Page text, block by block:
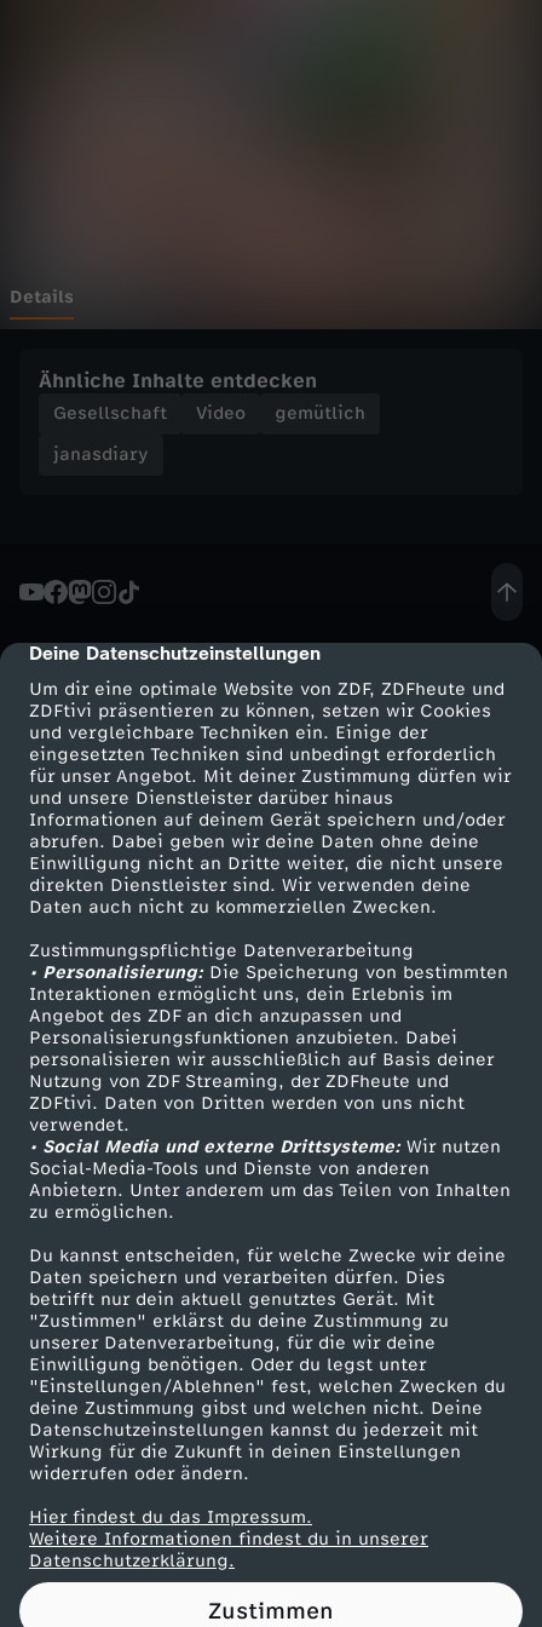
cmp-dialog-description
Deine Datenschutzeinstellungen
Um dir eine optimale Website von ZDF, ZDFheute und
ZDFtivi präsentieren zu können, setzen wir Cookies
und vergleichbare Techniken ein. Einige der
eingesetzten Techniken sind unbedingt erforderlich
für unser Angebot. Mit deiner Zustimmung dürfen wir
und unsere Dienstleister darüber hinaus
Informationen auf deinem Gerät speichern und/oder
abrufen. Dabei geben wir deine Daten ohne deine
Einwilligung nicht an Dritte weiter, die nicht unsere
direkten Dienstleister sind. Wir verwenden deine
Daten auch nicht zu kommerziellen Zwecken.
Zustimmungspflichtige Datenverarbeitung
• Personalisierung:Die Speicherung von bestimmten
Interaktionen ermöglicht uns, dein Erlebnis im
Angebot des ZDF an dich anzupassen und
Personalisierungsfunktionen anzubieten. Dabei
personalisieren wir ausschließlich auf Basis deiner
Nutzung von ZDF Streaming, der ZDFheute und
ZDFtivi. Daten von Dritten werden von uns nicht
verwendet.
• Social Media und externe Drittsysteme:Wir nutzen
Social-Media-Tools und Dienste von anderen
Anbietern. Unter anderem um das Teilen von Inhalten
zu ermöglichen.
Du kannst entscheiden, für welche Zwecke wir deine
Daten speichern und verarbeiten dürfen. Dies
betrifft nur dein aktuell genutztes Gerät. Mit
"Zustimmen" erklärst du deine Zustimmung zu
unserer Datenverarbeitung, für die wir deine
Einwilligung benötigen. Oder du legst unter
"Einstellungen/Ablehnen" fest, welchen Zwecken du
deine Zustimmung gibst und welchen nicht. Deine
Datenschutzeinstellungen kannst du jederzeit mit
Wirkung für die Zukunft in deinen Einstellungen
widerrufen oder ändern.
Hier findest du das Impressum.
Weitere Informationen findest du in unserer
Datenschutzerklärung.
Zustimmen
H
C
D
Y
C
H
A
L
L
E
N
G
E
m
i
t
M
A
M
A
Details
Ähnliche Inhalte entdecken
Gesellschaft Video
gemütlich
janasdiary
Mehr ZDF
ZDF-Apps
Smart TV
ZDFtext
Livestreams
Sendungen A-Z
TV-Programm
Service
ZDFmitreden
Kontakt zum ZDF
Tickets
Zuschauerservice
Hilfe
ZDF Unternehmen
Karriere
ZDF goes Schule
Werbefernsehen
Mainzelmännchen
Partner